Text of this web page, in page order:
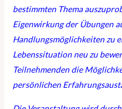
bestimmten Thema
Eigenwirkung der Übungen
Handlungsmöglichkeiten zu
Lebenssituation neu zu
Teilnehmenden die
persönlichen